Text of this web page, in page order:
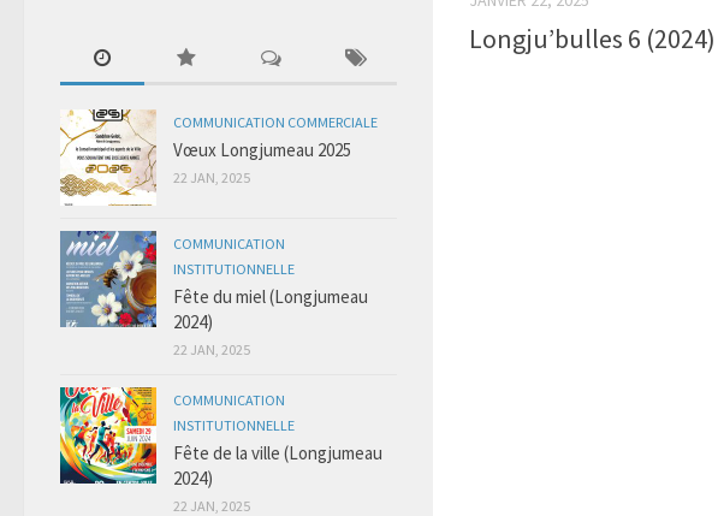
Longju’bulles 6 (2024)
COMMUNICATION COMMERCIALE
Vœux Longjumeau 2025
22 JAN, 2025
COMMUNICATION
INSTITUTIONNELLE
Fête du miel (Longjumeau
2024)
22 JAN, 2025
COMMUNICATION
INSTITUTIONNELLE
Fête de la ville (Longjumeau
2024)
22 JAN, 2025